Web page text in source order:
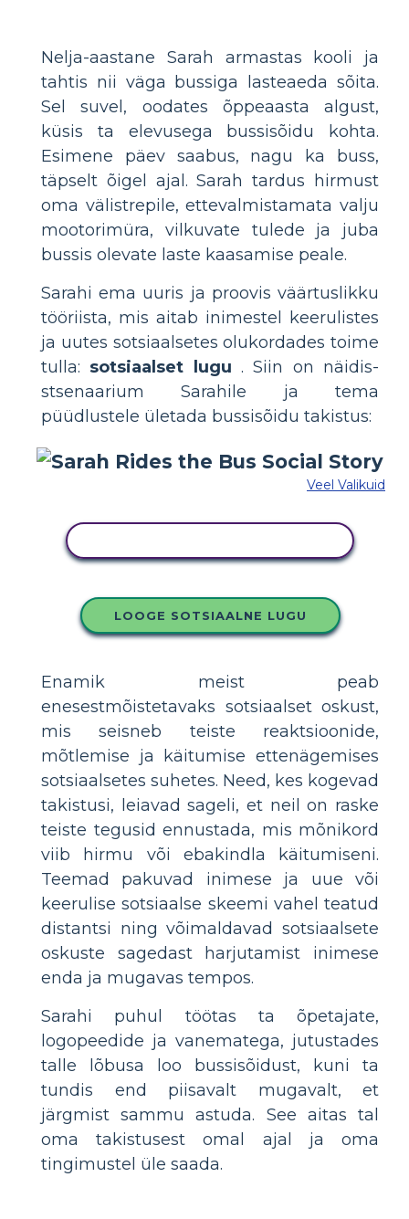
Nelja-aastane Sarah armastas kooli ja
tahtis nii väga bussiga lasteaeda sõita.
Sel suvel, oodates õppeaasta algust,
küsis ta elevusega bussisõidu kohta.
Esimene päev saabus, nagu ka buss,
täpselt õigel ajal. Sarah tardus hirmust
oma välistrepile, ettevalmistamata valju
mootorimüra, vilkuvate tulede ja juba
bussis olevate laste kaasamise peale.
Sarahi ema uuris ja proovis väärtuslikku
tööriista, mis aitab inimestel keerulistes
ja uutes sotsiaalsetes olukordades toime
tulla: sotsiaalset lugu . Siin on näidis-
stsenaarium Sarahile ja tema
püüdlustele ületada bussisõidu takistus:
Veel Valikuid
LOOGE SOTSIAALNE LUGU
Enamik meist peab
enesestmõistetavaks sotsiaalset oskust,
mis seisneb teiste reaktsioonide,
mõtlemise ja käitumise ettenägemises
sotsiaalsetes suhetes. Need, kes kogevad
takistusi, leiavad sageli, et neil on raske
teiste tegusid ennustada, mis mõnikord
viib hirmu või ebakindla käitumiseni.
Teemad pakuvad inimese ja uue või
keerulise sotsiaalse skeemi vahel teatud
distantsi ning võimaldavad sotsiaalsete
oskuste sagedast harjutamist inimese
enda ja mugavas tempos.
Sarahi puhul töötas ta õpetajate,
logopeedide ja vanematega, jutustades
talle lõbusa loo bussisõidust, kuni ta
tundis end piisavalt mugavalt, et
järgmist sammu astuda. See aitas tal
oma takistusest omal ajal ja oma
tingimustel üle saada.